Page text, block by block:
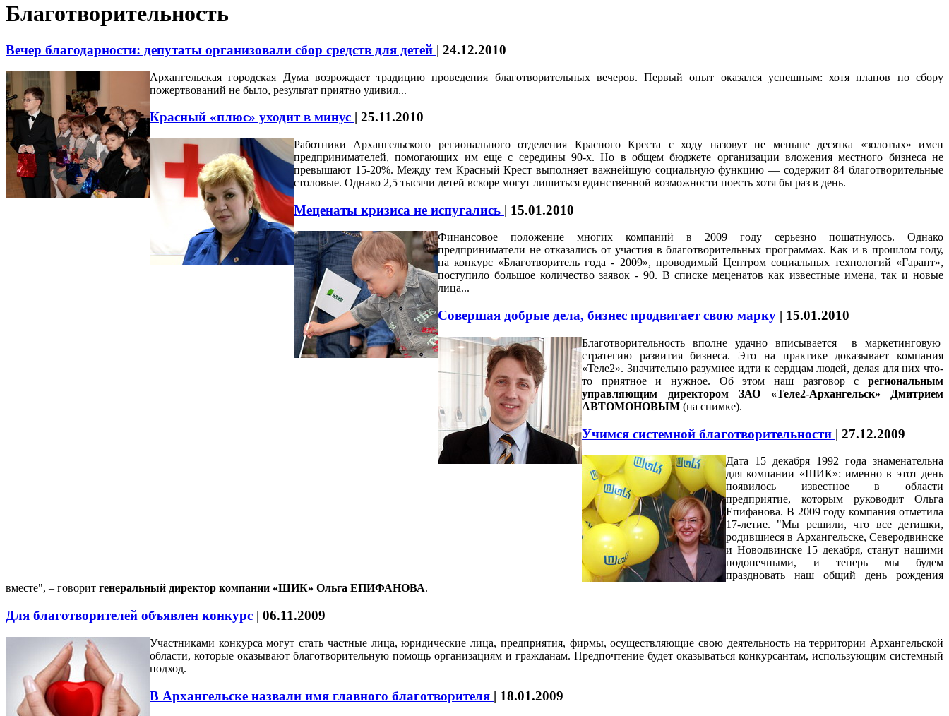
Благотворительность
Вечер благодарности: депутаты организовали сбор средств для детей | 24.12.2010
Архангельская городская Дума возрождает традицию проведения благотворительных вечеров. Первый опыт оказался успешным: хотя планов по сбору
пожертвований не было, результат приятно удивил...
Красный «плюс» уходит в минус | 25.11.2010
Работники Архангельского регионального отделения Красного Креста с ходу назовут не меньше десятка «золотых» имен
предпринимателей, помогающих им еще с середины 90-х. Но в общем бюджете организации вложения местного бизнеса не
превышают 15-20%. Между тем Красный Крест выполняет важнейшую социальную функцию — содержит 84 благотворительные
столовые. Однако 2,5 тысячи детей вскоре могут лишиться единственной возможности поесть хотя бы раз в день.
Меценаты кризиса не испугались | 15.01.2010
Финансовое положение многих компаний в 2009 году серьезно пошатнулось. Однако
предприниматели не отказались от участия в благотворительных программах. Как и в прошлом году,
на конкурс «Благотворитель года - 2009», проводимый Центром социальных технологий «Гарант»,
поступило большое количество заявок - 90. В списке меценатов как известные имена, так и новые
лица...
Совершая добрые дела, бизнес продвигает свою марку | 15.01.2010
Благотворительность вполне удачно вписывается в маркетинговую
стратегию развития бизнеса. Это на практике доказывает компания
«Теле2». Значительно разумнее идти к сердцам людей, делая для них что-
то приятное и нужное. Об этом наш разговор с региональным
управляющим директором ЗАО «Теле2-Архангельск» Дмитрием
АВТОМОНОВЫМ (на снимке).
Учимся системной благотворительности | 27.12.2009
Дата 15 декабря 1992 года знаменательна
для компании «ШИК»: именно в этот день
появилось известное в области
предприятие, которым руководит Ольга
Епифанова. В 2009 году компания отметила
17-летие. "Мы решили, что все детишки,
родившиеся в Архангельске, Северодвинске
и Новодвинске 15 декабря, станут нашими
подопечными, и теперь мы будем
праздновать наш общий день рождения
вместе", – говорит генеральный директор компании «ШИК» Ольга ЕПИФАНОВА.
Для благотворителей объявлен конкурс | 06.11.2009
Участниками конкурса могут стать частные лица, юридические лица, предприятия, фирмы, осуществляющие свою деятельность на территории Архангельской
области, которые оказывают благотворительную помощь организациям и гражданам. Предпочтение будет оказываться конкурсантам, использующим системный
подход.
В Архангельске назвали имя главного благотворителя | 18.01.2009